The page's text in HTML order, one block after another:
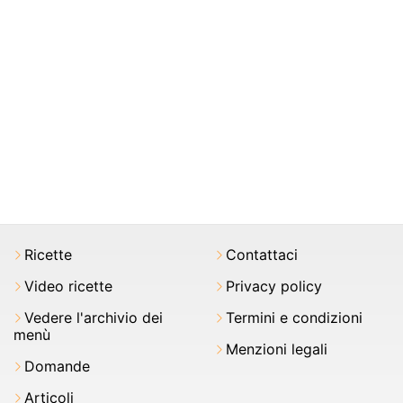
Ricette
Video ricette
Vedere l'archivio dei
menù
Domande
Articoli
Contattaci
Privacy policy
Termini e condizioni
Menzioni legali